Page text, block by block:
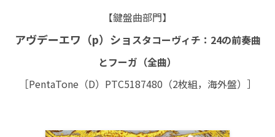
【鍵盤曲部門】
アヴデーエワ（p）ショスタコーヴィチ：24の前奏曲
とフーガ（全曲）
［PentaTone（D）PTC5187480（2枚組，海外盤）］